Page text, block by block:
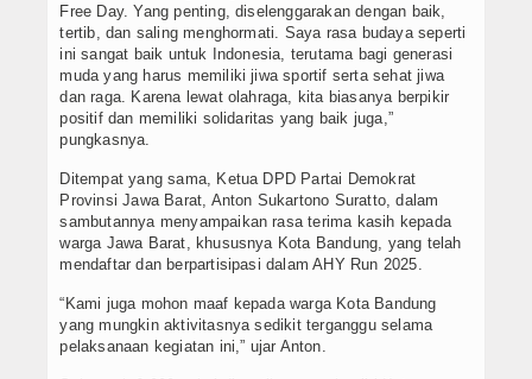
Free Day. Yang penting, diselenggarakan dengan baik,
tertib, dan saling menghormati. Saya rasa budaya seperti
ini sangat baik untuk Indonesia, terutama bagi generasi
muda yang harus memiliki jiwa sportif serta sehat jiwa
dan raga. Karena lewat olahraga, kita biasanya berpikir
positif dan memiliki solidaritas yang baik juga,”
pungkasnya.
Ditempat yang sama, Ketua DPD Partai Demokrat
Provinsi Jawa Barat, Anton Sukartono Suratto, dalam
sambutannya menyampaikan rasa terima kasih kepada
warga Jawa Barat, khususnya Kota Bandung, yang telah
mendaftar dan berpartisipasi dalam AHY Run 2025.
“Kami juga mohon maaf kepada warga Kota Bandung
yang mungkin aktivitasnya sedikit terganggu selama
pelaksanaan kegiatan ini,” ujar Anton.